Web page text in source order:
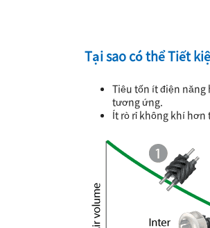
Tại sao có thể Tiết
Tiêu tốn ít điện năng
tương ứng.
Ít rò rỉ không khí hơn